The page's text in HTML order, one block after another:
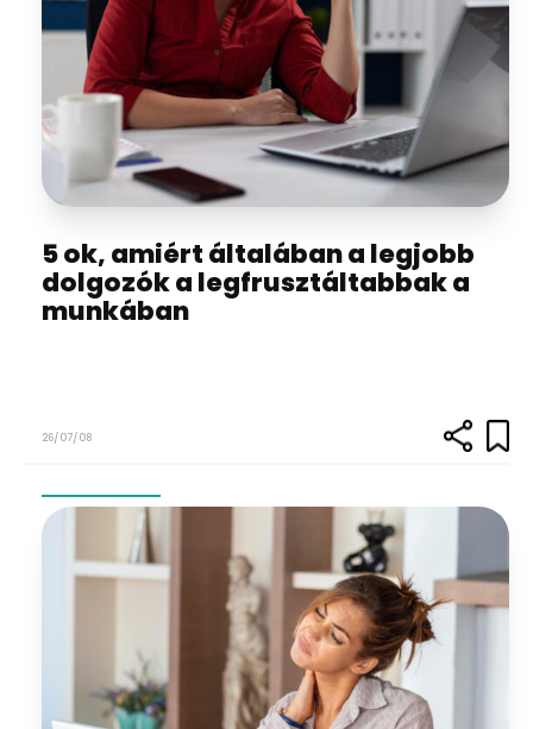
5 ok, amiért általában a legjobb
dolgozók a legfrusztáltabbak a
munkában
26/07/08